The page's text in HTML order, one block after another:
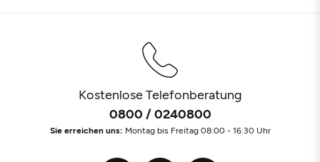
Kostenlose Telefonberatung
0800 / 0240800
Sie erreichen uns: Montag bis Freitag 08:00 - 16:30 Uhr